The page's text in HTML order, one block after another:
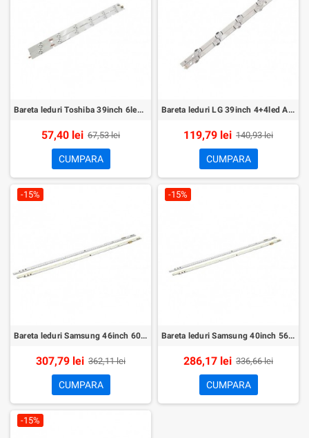
Bareta leduri Toshiba 39inch 6led set 2buc
57,40 lei 67,53 lei
CUMPARA
Bareta leduri LG 39inch 4+4led A+B set 2buc
119,79 lei 140,93 lei
CUMPARA
-15%
Bareta leduri Samsung 46inch 60led set 2buc
307,79 lei 362,11 lei
CUMPARA
-15%
Bareta leduri Samsung 40inch 56led set 2buc
286,17 lei 336,66 lei
CUMPARA
-15%